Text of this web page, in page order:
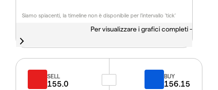
Siamo spiacenti, la timeline non è disponibile per l'intervallo 'tick'
Per visualizzare i grafici completi -
SELL
155.0
BUY
156.15